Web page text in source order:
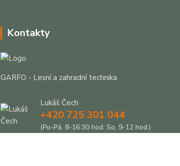
Kontakty
GARFO - Lesní a zahradní technika
Lukáš Čech
+420 725 301 044
(Po-Pá, 8-16:30 hod. So, 9-12 hod.)